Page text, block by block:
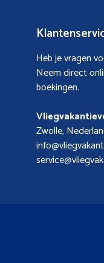
Heb je vragen
Neem direct
boekingen.
Zwolle,